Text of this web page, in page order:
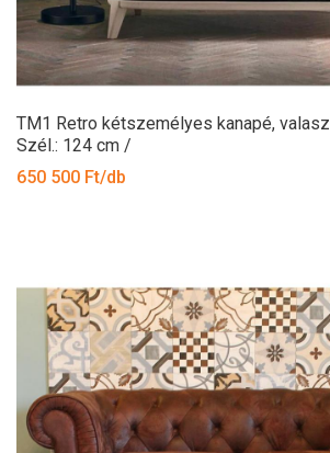
TM1 Retro kétszemélyes kanapé,
Szél.: 124 cm /
650 500 Ft/db